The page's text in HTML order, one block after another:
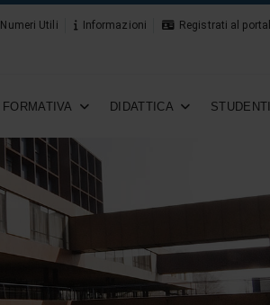
Numeri Utili Informazioni Registrati al
FORMATIVA DIDATTICA